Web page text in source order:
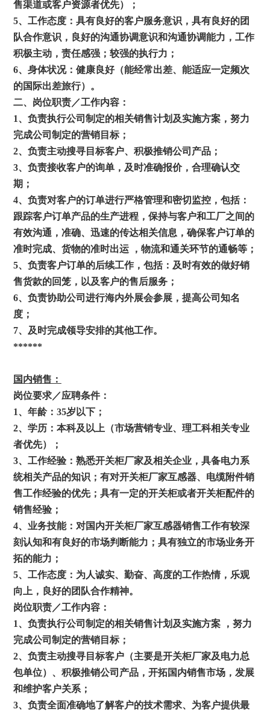
售渠道或客户资源者优先）；
5、工作态度：具有良好的客户服务意识，具有良好的团
队合作意识，良好的沟通协调意识和沟通协调能力，工作
积极主动，责任感强；较强的执行力；
6、身体状况：健康良好（能经常出差、能适应一定频次
的国际出差旅行）。
二、岗位职责／工作内容：
1、负责执行公司制定的相关销售计划及实施方案，努力
完成公司制定的营销目标；
2、负责主动搜寻目标客户、积极推销公司产品；
3、负责接收客户的询单，及时准确报价，合理确认交
期；
4、负责对客户的订单进行严格管理和密切监控，包括：
跟踪客户订单产品的生产进程，保持与客户和工厂之间的
有效沟通，准确、迅速的传达相关信息，确保客户订单的
准时完成、货物的准时出运 ，物流和通关环节的通畅等；
5、负责客户订单的后续工作，包括：及时有效的做好销
售货款的回笼，以及客户的售后服务；
6、负责协助公司进行海内外展会参展，提高公司知名
度；
7、及时完成领导安排的其他工作。
******
国内销售：
岗位要求／应聘条件：
1、年龄：35岁以下；
2、学历：本科及以上（市场营销专业、理工科相关专业
者优先）；
3、工作经验：熟悉开关柜厂家及相关企业，具备电力系
统相关产品的知识；有对开关柜厂家互感器、电缆附件销
售工作经验的优先；具有一定的开关柜或者开关柜配件的
销售经验；
4、业务技能：对国内开关柜厂家互感器销售工作有较深
刻认知和有良好的市场判断能力；具有独立的市场业务开
拓的能力；
5、工作态度：为人诚实、勤奋、高度的工作热情，乐观
向上，良好的团队合作精神。
岗位职责／工作内容：
1、负责执行公司制定的相关销售计划及实施方案 ，努力
完成公司制定的营销目标；
2、负责主动搜寻目标客户（主要是开关柜厂家及电力总
包单位）、积极推销公司产品，开拓国内销售市场，发展
和维护客户关系；
3、负责全面准确地了解客户的技术需求、为客户提供最